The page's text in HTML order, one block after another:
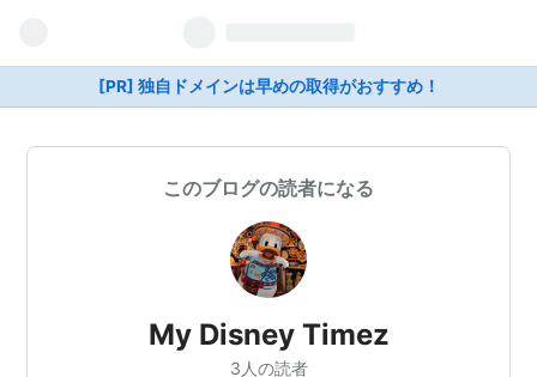
[PR] 独自ドメインは早めの取得がおすすめ！
このブログの読者になる
My Disney Timez
3人の読者